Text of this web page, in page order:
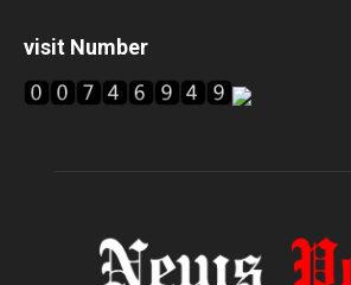
visit Number